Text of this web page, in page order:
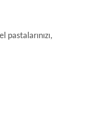
pastalarınızı,